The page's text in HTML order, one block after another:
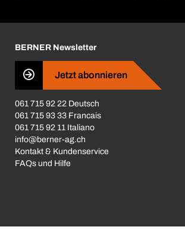
Business Conduct
BERNER Newsletter
Jetzt abonnieren
061 715 92 22 Deutsch
061 715 93 33 Francais
061 715 92 11 Italiano
info@berner-ag.ch
Kontakt & Kundenservice
FAQs und Hilfe